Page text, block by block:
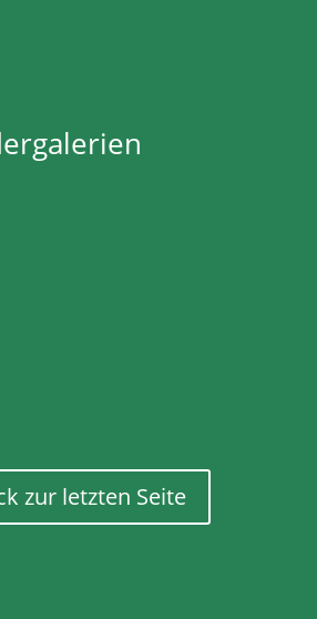
zur letzten Seite